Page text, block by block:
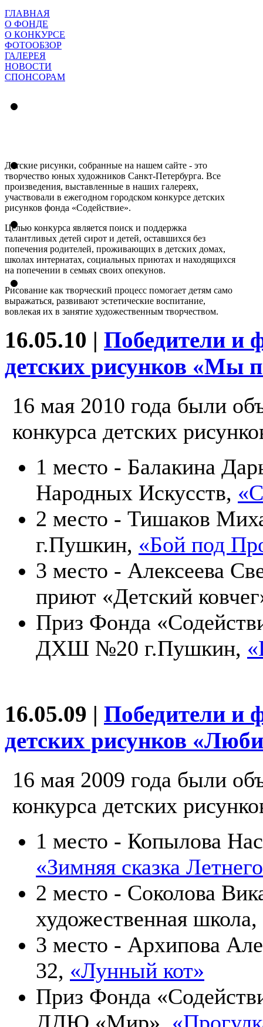
ГЛАВНАЯ
О ФОНДЕ
О КОНКУРСЕ
ФОТООБЗОР
ГАЛЕРЕЯ
НОВОСТИ
СПОНСОРАМ
Детские рисунки, собранные на нашем сайте - это
творчество юных художников Санкт-Петербурга. Все
произведения, выставленные в наших галереях,
участвовали в ежегодном городском конкурсе детских
рисунков фонда «Содействие».
Целью конкурса является поиск и поддержка
талантливых детей сирот и детей, оставшихся без
попечения родителей, проживающих в детских домах,
школах интернатах, социальных приютах и находящихся
на попечении в семьях своих опекунов.
Рисование как творческий процесс помогает детям само
выражаться, развивают эстетические воспитание,
вовлекая их в занятие художественным творчеством.
16.05.10 | Победители и
детских рисунков «Мы
16 мая 2010 года были
конкурса детских
1 место - Балакина
Народных Искусств,
2 место - Тишаков
г.Пушкин, «Бой под
3 место - Алексеева
приют «Детский
Приз Фонда
ДХШ №20 г.Пушкин,
16.05.09 | Победители и
детских рисунков
16 мая 2009 года были
конкурса детских
1 место - Копылова
«Зимняя сказка
2 место - Соколова
художественная школа,
3 место - Архипова
32, «Лунный кот»
Приз Фонда